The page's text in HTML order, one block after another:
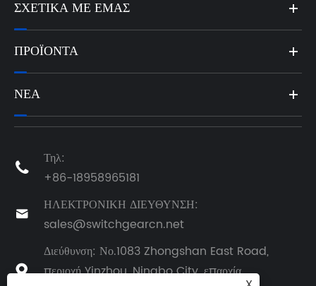
ΣΧΕΤΙΚΆ ΜΕ ΕΜΆΣ
ΠΡΟΪΌΝΤΑ
ΝΈΑ

Τηλ:
+86-18958965181

ΗΛΕΚΤΡΟΝΙΚΗ ΔΙΕΥΘΥΝΣΗ:
sales@switchgearcn.net

Διεύθυνση: Νο.1083 Zhongshan East Road,
περιοχή Yinzhou, Ningbo City, επαρχία